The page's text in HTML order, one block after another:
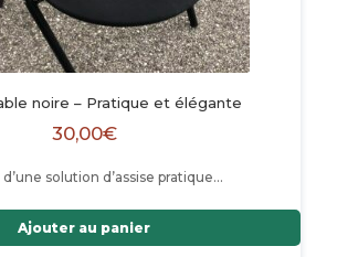
noire – Pratique et élégante
30,00€
solution d’assise pratique…
Ajouter au panier